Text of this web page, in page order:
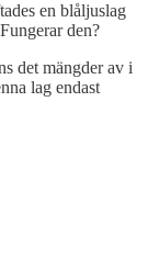
en blåljuslag
den?
det mängder av i
lag endast